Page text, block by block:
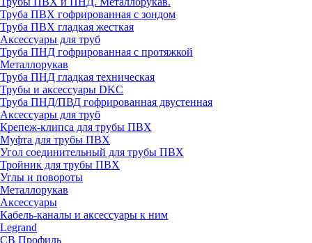
Труба ПВХ гофрированная с зондом
Труба ПВХ гладкая жесткая
Аксессуары для труб
Труба ПНД гофрированная с протяжкой
Металлорукав
Труба ПНД гладкая техническая
Трубы и аксессуары DKC
Труба ПНД/ПВД гофрированная двустенная
Аксессуары для труб
Крепеж-клипса для трубы ПВХ
Муфта для трубы ПВХ
Угол соединительный для трубы ПВХ
Тройник для трубы ПВХ
Углы и повороты
Металлорукав
Аксессуары
Кабель-каналы и аксессуары к ним
Legrand
СВ Профиль